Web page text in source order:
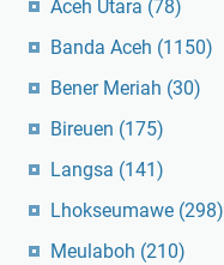
Aceh Utara (78)
Banda Aceh (1150)
Bener Meriah (30)
Bireuen (175)
Langsa (141)
Lhokseumawe (298)
Meulaboh (210)